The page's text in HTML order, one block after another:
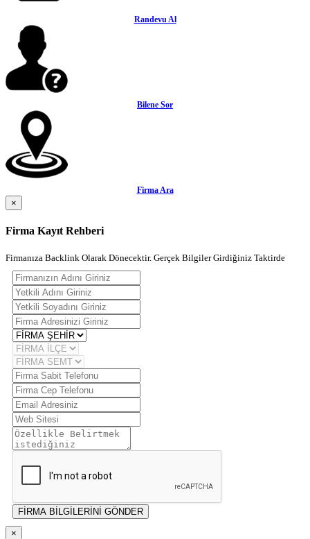
Randevu Al
Bilene Sor
Firma Ara
×
Firma Kayıt Rehberi
Firmanıza Backlink Olarak Dönecektir. Gerçek Bilgiler Girdiğiniz Taktirde
FİRMA BİLGİLERİNİ GÖNDER
×